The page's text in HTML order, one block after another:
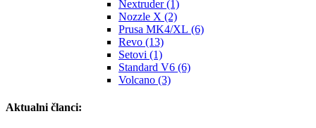
Nextruder (1)
Nozzle X (2)
Prusa MK4/XL (6)
Revo (13)
Setovi (1)
Standard V6 (6)
Volcano (3)
Aktualni članci: